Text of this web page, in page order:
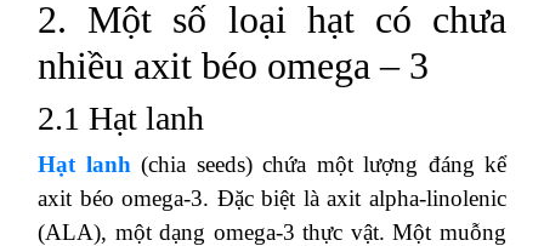
2. Một số loại hạt có chưa
nhiều axit béo omega – 3
2.1 Hạt lanh
Hạt lanh (chia seeds) chứa một lượng đáng kể
axit béo omega-3. Đặc biệt là axit alpha-linolenic
(ALA), một dạng omega-3 thực vật. Một muỗng